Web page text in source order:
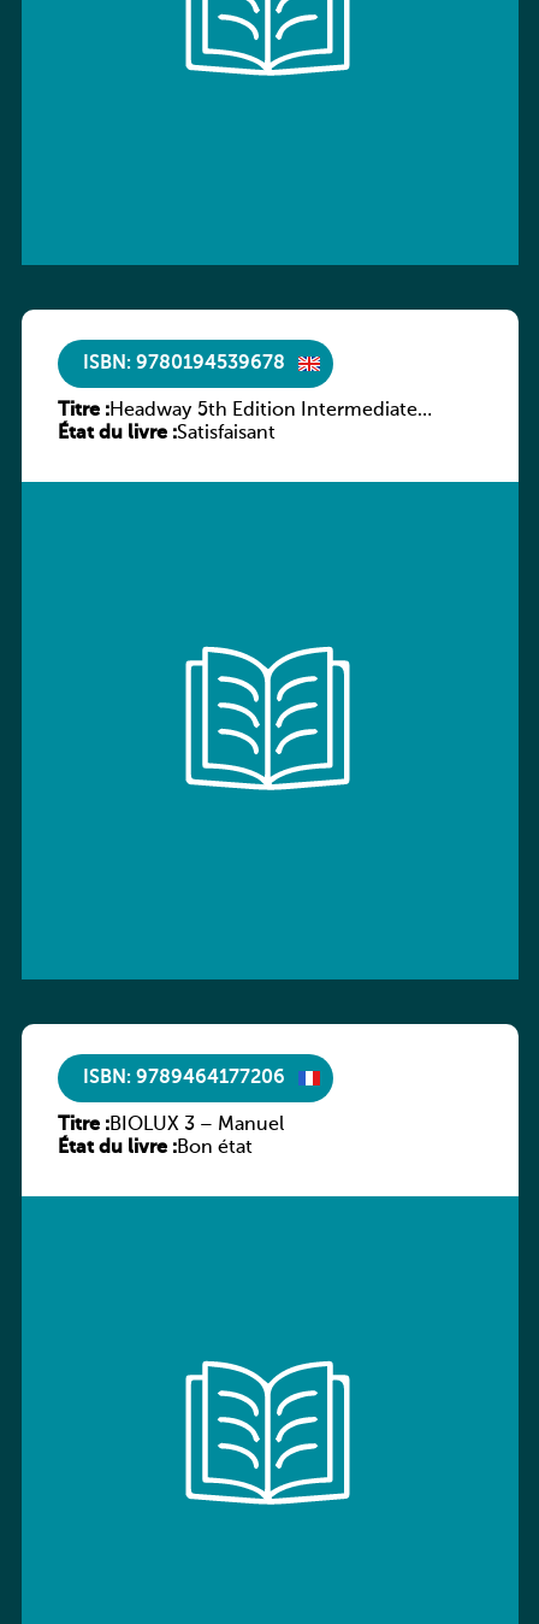
ISBN: 9780194539678
Titre :Headway 5th Edition Intermediate
Workbook without key
État du livre :Satisfaisant
ISBN: 9789464177206
Titre :BIOLUX 3 – Manuel
État du livre :Bon état